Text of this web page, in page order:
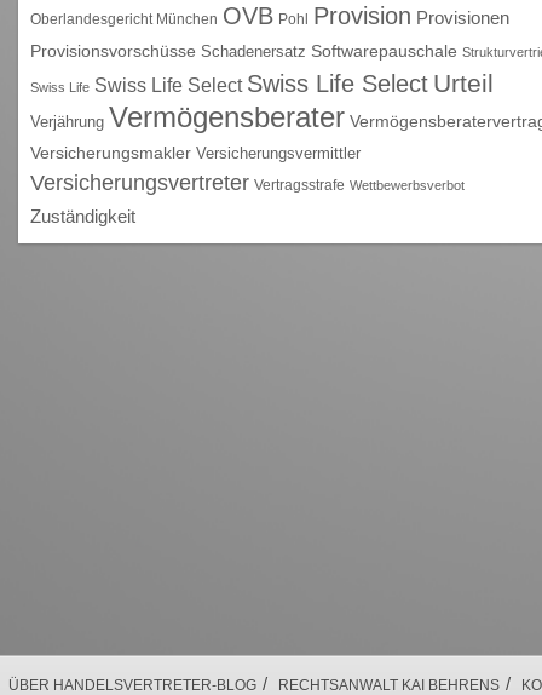
Oberlandesgericht München OVB Pohl Provision Provisionen
Provisionsvorschüsse Schadenersatz Softwarepauschale
Swiss Life Swiss Life Select Swiss Life Select Urteil
Verjährung Vermögensberater
Versicherungsmakler Versicherungsvermittler
Versicherungsvertreter Vertragsstrafe Wettbewerbsverbot
Zuständigkeit
ÜBER HANDELSVERTRETER-BLOG / RECHTSANWALT KAI BEHRENS /